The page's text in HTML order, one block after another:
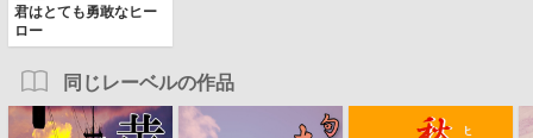
君はとても勇敢なヒー
ロー
同じレーベルの作品